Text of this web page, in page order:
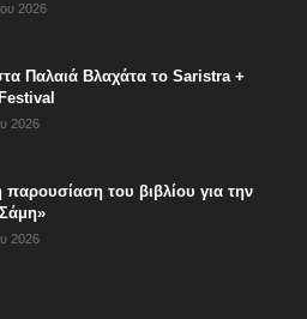
2026
Παλαιά Βλαχάτα το Saristra +
2026
του βιβλίου για την
2026